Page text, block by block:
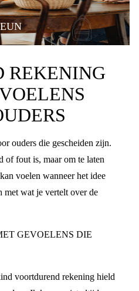
REKENING
ouders die gescheiden zijn.
of fout is, maar om te laten
voelen wanneer het idee
met wat je vertelt over de
GEVOELENS DIE
voortdurend rekening hield